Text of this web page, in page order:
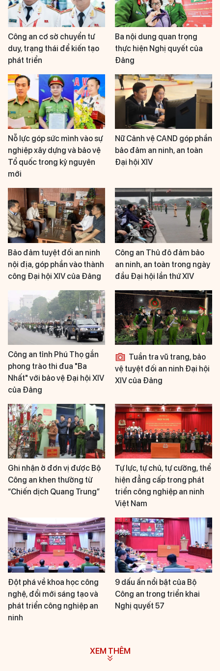
Công an cơ sở chuyển tư
duy, trạng thái để kiến tạo
phát triển
Ba nội dung quan trọng
thực hiện Nghị quyết của
Đảng
Nỗ lực góp sức mình vào sự
nghiệp xây dựng và bảo vệ
Tổ quốc trong kỷ nguyên
mới
Nữ Cảnh vệ CAND góp phần
bảo đảm an ninh, an toàn
Đại hội XIV
Bảo đảm tuyệt đối an ninh
nội địa, góp phần vào thành
công Đại hội XIV của Đảng
Công an Thủ đô đảm bảo
an ninh, an toàn trong ngày
đầu Đại hội lần thứ XIV
Công an tỉnh Phú Thọ gắn
phong trào thi đua "Ba
Nhất" với bảo vệ Đại hội XIV
của Đảng
Tuần tra vũ trang, bảo
vệ tuyệt đối an ninh Đại hội
XIV của Đảng
Ghi nhận ở đơn vị được Bộ
Công an khen thưởng từ
“Chiến dịch Quang Trung”
Tự lực, tự chủ, tự cường, thể
hiện đẳng cấp trong phát
triển công nghiệp an ninh
Việt Nam
Đột phá về khoa học công
nghệ, đổi mới sáng tạo và
phát triển công nghiệp an
ninh
9 dấu ấn nổi bật của Bộ
Công an trong triển khai
Nghị quyết 57
XEM THÊM